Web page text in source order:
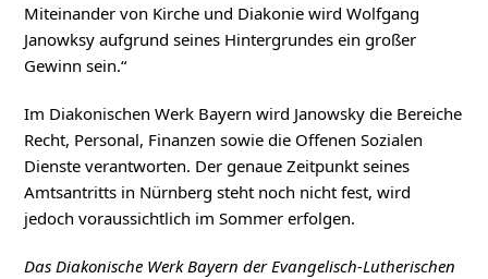
Miteinander von Kirche und Diakonie wird Wolfgang
Janowksy aufgrund seines Hintergrundes ein großer
Gewinn sein.“
Im Diakonischen Werk Bayern wird Janowsky die Bereiche
Recht, Personal, Finanzen sowie die Offenen Sozialen
Dienste verantworten. Der genaue Zeitpunkt seines
Amtsantritts in Nürnberg steht noch nicht fest, wird
jedoch voraussichtlich im Sommer erfolgen.
Das Diakonische Werk Bayern der Evangelisch-Lutherischen